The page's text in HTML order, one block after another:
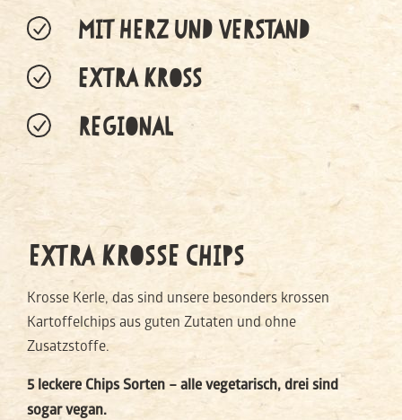
MIT HERZ UND VERSTAND
EXTRA KROSS
REGIONAL
EXTRA KROSSE CHIPS
Krosse Kerle, das sind unsere besonders krossen
Kartoffelchips aus guten Zutaten und ohne
Zusatzstoffe.
5 leckere Chips Sorten – alle vegetarisch, drei sind
sogar vegan.